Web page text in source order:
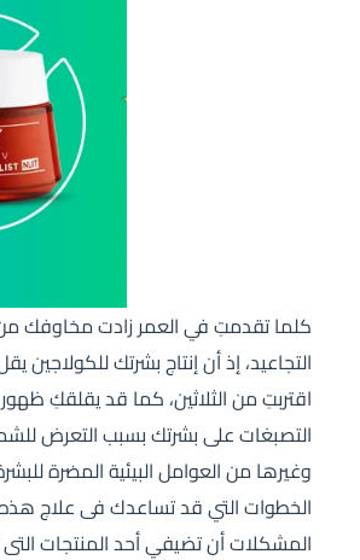
كلما تقدمتِ في العمر زادت مخاوفك
التجاعيد، إذ أن إنتاج بشرتك للكولاجين
اقتربتِ من الثلاثين، كما قد يقلقكِ ظهور
التصبغات على بشرتك بسبب التعرض
وغيرها من العوامل البيئية المضرة
الخطوات التي قد تساعدك فى علاج
المشكلات أن تضيفي أحد المنتجات